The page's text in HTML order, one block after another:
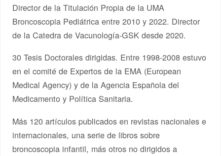
Director de la Titulación Propia de la UMA
Broncoscopia Pediátrica entre 2010 y 2022. Director
de la Catedra de Vacunología-GSK desde 2020.
30 Tesis Doctorales dirigidas. Entre 1998-2008 estuvo
en el comité de Expertos de la EMA (European
Medical Agency) y de la Agencia Española del
Medicamento y Política Sanitaria.
Más 120 artículos publicados en revistas nacionales e
internacionales, una serie de libros sobre
broncoscopia infantil, más otros no dirigidos a